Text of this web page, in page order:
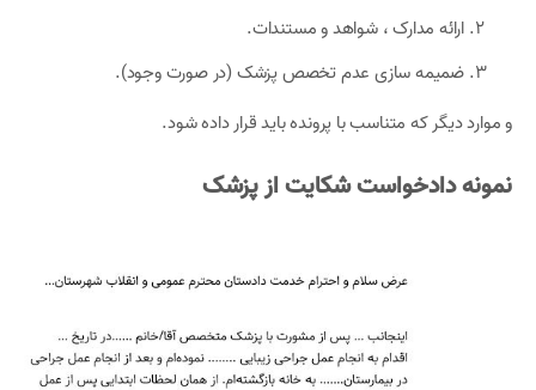
ارائه مدارک ، شواهد و مستندات.
ضمیمه سازی عدم تخصص پزشک (در صورت وجود).
و موارد دیگر که متناسب با پرونده باید قرار داده شود.
نمونه دادخواست شکایت از پزشک